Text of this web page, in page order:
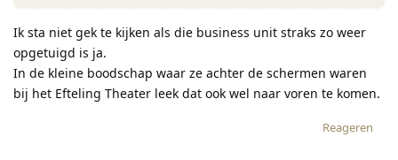
Ik sta niet gek te kijken als die business unit straks zo weer
opgetuigd is ja.
In de kleine boodschap waar ze achter de schermen waren
bij het Efteling Theater leek dat ook wel naar voren te komen.
Reageren